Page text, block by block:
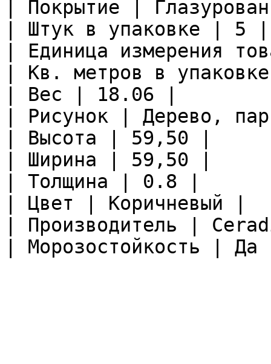
| Покрытие |
| Штук в упаковке | 5 |
| Единица измерения
| Кв. метров в
| Вес | 18.06 |
| Рисунок | Дерево,
| Высота | 59,50 |
| Ширина | 59,50 |
| Толщина | 0.8 |
| Цвет | Коричневый |
| Производитель |
| Морозостойкость |